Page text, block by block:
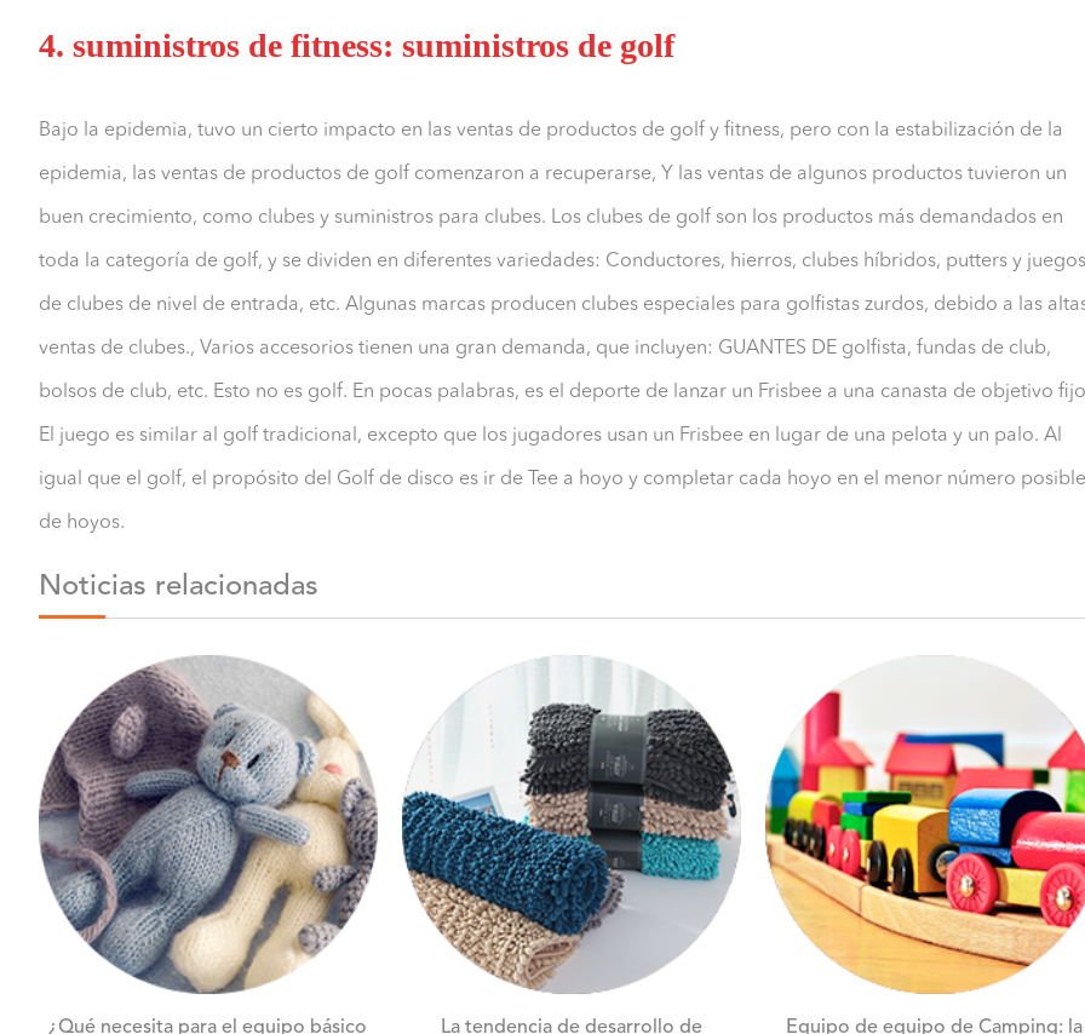
4. suministros de fitness: suministros de golf
Bajo la epidemia, tuvo un cierto impacto en las ventas de productos de golf y fitness, pero con la estabilización de la
epidemia, las ventas de productos de golf comenzaron a recuperarse, Y las ventas de algunos productos tuvieron un
buen crecimiento, como clubes y suministros para clubes. Los clubes de golf son los productos más demandados en
toda la categoría de golf, y se dividen en diferentes variedades: Conductores, hierros, clubes híbridos, putters y juegos
de clubes de nivel de entrada, etc. Algunas marcas producen clubes especiales para golfistas zurdos, debido a las
ventas de clubes., Varios accesorios tienen una gran demanda, que incluyen: GUANTES DE golfista, fundas de club,
bolsos de club, etc. Esto no es golf. En pocas palabras, es el deporte de lanzar un Frisbee a una canasta de objetivo
El juego es similar al golf tradicional, excepto que los jugadores usan un Frisbee en lugar de una pelota y un palo. Al
igual que el golf, el propósito del Golf de disco es ir de Tee a hoyo y completar cada hoyo en el menor número posible
de hoyos.
Noticias relacionadas
¿Qué necesita para el equipo básico La tendencia de desarrollo de Equipo de equipo de Camping: la